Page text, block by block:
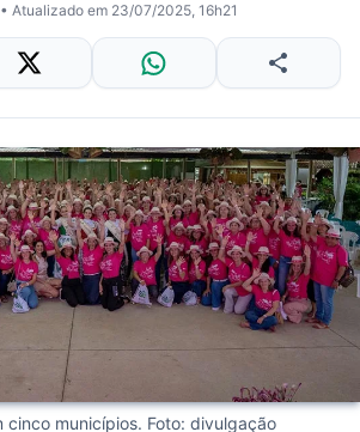
• Atualizado em 23/07/2025, 16h21
cinco municípios. Foto: divulgação